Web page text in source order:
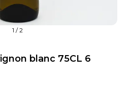
1 /2
blanc 75CL 6